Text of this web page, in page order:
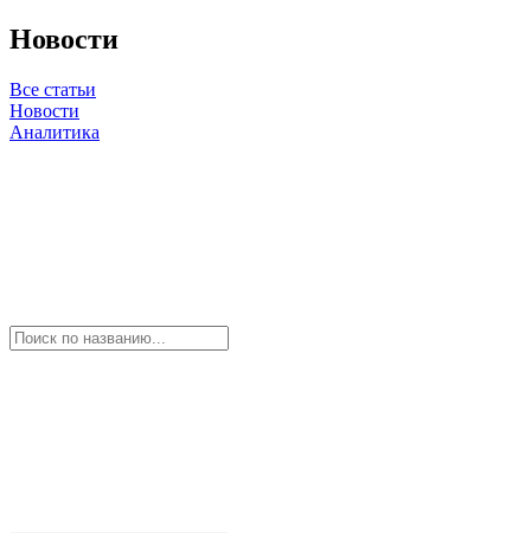
Новости
Все статьи
Новости
Аналитика